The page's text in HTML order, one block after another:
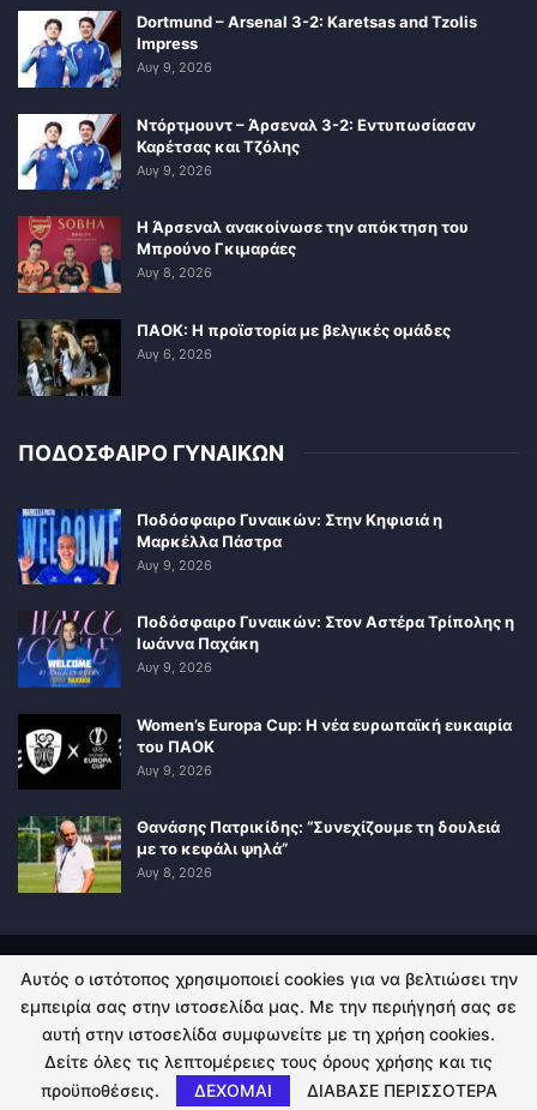
Dortmund – Arsenal 3-2: Karetsas and Tzolis
Impress
Αυγ 9, 2026
Ντόρτμουντ – Άρσεναλ 3-2: Εντυπωσίασαν
Καρέτσας και Τζόλης
Αυγ 9, 2026
Η Άρσεναλ ανακοίνωσε την απόκτηση του
Μπρούνο Γκιμαράες
Αυγ 8, 2026
ΠΑΟΚ: Η προϊστορία με βελγικές ομάδες
Αυγ 6, 2026
ΠΟΔΟΣΦΑΙΡΟ ΓΥΝΑΙΚΩΝ
Ποδόσφαιρο Γυναικών: Στην Κηφισιά η
Μαρκέλλα Πάστρα
Αυγ 9, 2026
Ποδόσφαιρο Γυναικών: Στον Αστέρα Τρίπολης η
Ιωάννα Παχάκη
Αυγ 9, 2026
Women’s Europa Cup: Η νέα ευρωπαϊκή ευκαιρία
του ΠΑΟΚ
Αυγ 9, 2026
Θανάσης Πατρικίδης: “Συνεχίζουμε τη δουλειά
με το κεφάλι ψηλά”
Αυγ 8, 2026
ΠΟΛΙΤΙΚΗ ΑΠΟΡΡΗΤΟΥ ΕΠΙΚΟΙΝΩΝΙΑ
© 2026 - Kingsport.gr. All Rights Reserved.
Αυτός ο ιστότοπος χρησιμοποιεί cookies για να βελτιώσει την
εμπειρία σας στην ιστοσελίδα μας. Με την περιήγησή σας σε
αυτή στην ιστοσελίδα συμφωνείτε με τη χρήση cookies.
Δείτε όλες τις λεπτομέρειες τους όρους χρήσης και τις
προϋποθέσεις.
ΔΕΧΟΜΑΙ ΔΙΑΒΑΣΕ ΠΕΡΙΣΣΟΤΕΡΑ